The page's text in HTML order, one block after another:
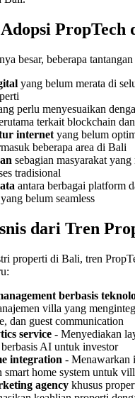
PropTech
besar, beberapa
yang belum merata di
perlu menyesuaikan
terkait blockchain
internet yang belum
beberapa area di Bali
sebagian masyarakat
tradisional
antara berbagai platform
belum seamless
dari Tren
properti di Bali, tren
berbasis
villa yang
dan guest communication
service - Menyediakan
AI untuk investor
integration - Menawarkan
smart home system untuk
agency khusus